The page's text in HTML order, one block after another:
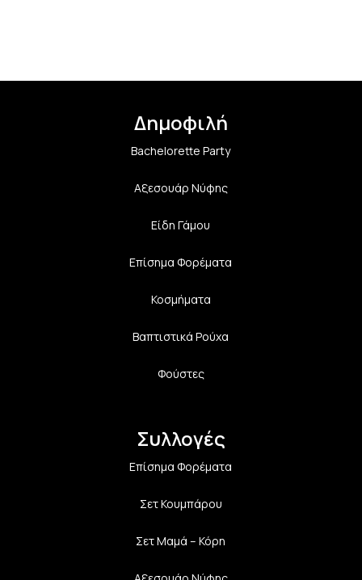
Δημοφιλή
Bachelorette Party
Αξεσουάρ Νύφης
Είδη Γάμου
Επίσημα Φορέματα
Κοσμήματα
Βαπτιστικά Ρούχα
Φούστες
Συλλογές
Επίσημα Φορέματα
Σετ Κουμπάρου
Σετ Μαμά – Κόρη